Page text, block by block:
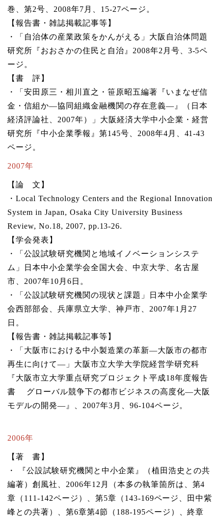
巻、第2号、2008年7月、15-27ページ。
【報告書・雑誌掲載記事等】
・「自治体の産業政策をかんがえる」大阪自治体問題
研究所『おおさかの住民と自治』2008年2月号、3-5ペ
ージ。
【書 評】
・「安田原三・相川直之・笹原昭五編著『いまなぜ信
金・信組か―協同組織金融機関の存在意義―』（日本
経済評論社、2007年）」大阪経済大学中小企業・経営
研究所『中小企業季報』第145号、2008年4月、41-43
ページ。
2007年
【論 文】
・Local Technology Centers and the Regional Innovation
System in Japan, Osaka City University Business
Review, No.18, 2007, pp.13-26.
【学会発表】
・「公設試験研究機関と地域イノベーションシステ
ム」日本中小企業学会全国大会、中京大学、名古屋
市、2007年10月6日。
・「公設試験研究機関の現状と課題」日本中小企業学
会西部部会、兵庫県立大学、神戸市、2007年1月27
日。
【報告書・雑誌掲載記事等】
・「大阪市における中小製造業の革新―大阪市の都市
再生に向けて―」大阪市立大学大学院経営学研究科
『大阪市立大学重点研究プロジェクト平成18年度報告
書 グローバル競争下の都市ビジネスの高度化―大阪
モデルの開発―』、2007年3月、96-104ページ。
2006年
【著 書】
・ 『公設試験研究機関と中小企業』（植田浩史との共
編著）創風社、2006年12月（本多の執筆箇所は、第4
章（111-142ページ）、第5章（143-169ページ、田中紫
峰との共著）、第6章第4節（188-195ページ）、終章